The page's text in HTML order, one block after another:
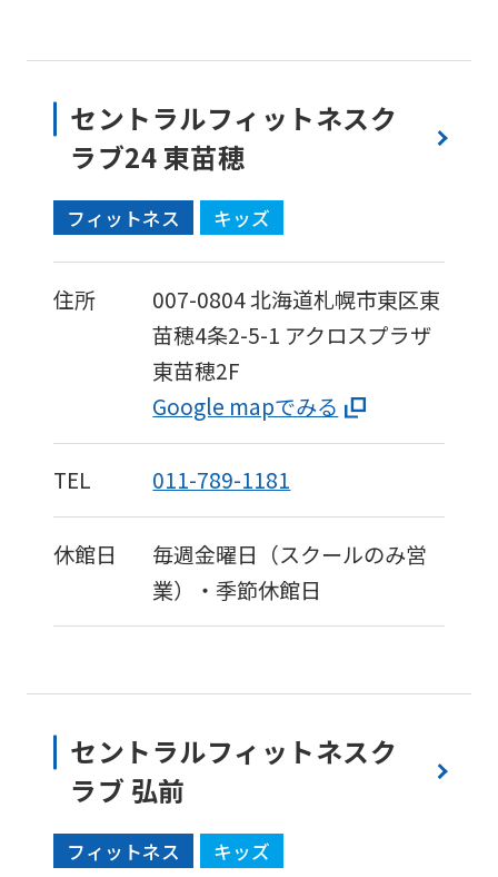
セントラルフィットネスク
ラブ24 東苗穂
フィットネス キッズ
住所 007-0804北海道札幌市東区東
苗穂4条2-5-1 アクロスプラザ
東苗穂2F
Google mapでみる
TEL 011-789-1181
休館日
毎週金曜日（スクールのみ営
業）・季節休館日
セントラルフィットネスク
ラブ 弘前
フィットネス キッズ